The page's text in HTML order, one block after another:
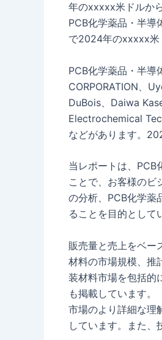
年のxxxxx米ドルか
PCB化学薬品・半
で2024年のxxxxx米
PCB化学薬品・半
CORPORATION、
DuBois、Daiwa
Electrochemical
などがあります。
当レポートは、PCB
ことで、お客様のビ
の分析、PCB化学薬
ることを目的として
販売量と売上をベ
材料の市場規模、推
装材料市場を包括的
も掲載しています。
市場のより詳細な理
しています。また、